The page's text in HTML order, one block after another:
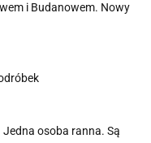
i Budanowem. Nowy
osoba ranna. Są